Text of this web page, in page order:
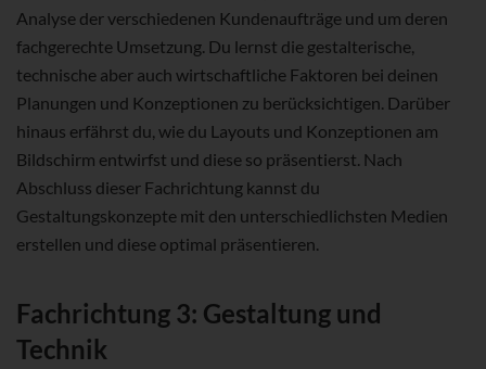
Analyse der verschiedenen Kundenaufträge und um deren
fachgerechte Umsetzung. Du lernst die gestalterische,
technische aber auch wirtschaftliche Faktoren bei deinen
Planungen und Konzeptionen zu berücksichtigen. Darüber
hinaus erfährst du, wie du Layouts und Konzeptionen am
Bildschirm entwirfst und diese so präsentierst. Nach
Abschluss dieser Fachrichtung kannst du
Gestaltungskonzepte mit den unterschiedlichsten Medien
erstellen und diese optimal präsentieren.
Fachrichtung 3: Gestaltung und
Technik